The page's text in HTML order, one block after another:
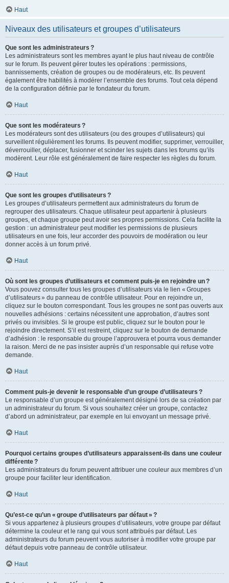
Haut
Niveaux des utilisateurs et groupes d’utilisateurs
Que sont les administrateurs ?
Les administrateurs sont les membres ayant le plus haut niveau de contrôle
sur le forum. Ils peuvent gérer toutes les opérations : permissions,
bannissements, création de groupes ou de modérateurs, etc. Ils peuvent
également être habilités à modérer l’ensemble des forums. Tout cela dépend
de la configuration définie par le fondateur du forum.
Haut
Que sont les modérateurs ?
Les modérateurs sont des utilisateurs (ou des groupes d’utilisateurs) qui
surveillent régulièrement les forums. Ils peuvent modifier, supprimer, verrouiller,
déverrouiller, déplacer, fusionner et scinder les sujets dans les forums qu’ils
modèrent. Leur rôle est généralement de faire respecter les règles du forum.
Haut
Que sont les groupes d’utilisateurs ?
Les groupes d’utilisateurs permettent aux administrateurs du forum de
regrouper des utilisateurs. Chaque utilisateur peut appartenir à plusieurs
groupes, et chaque groupe peut avoir ses propres permissions. Cela facilite la
gestion : un administrateur peut modifier les permissions de plusieurs
utilisateurs en une fois, leur accorder des pouvoirs de modération ou leur
donner accès à un forum privé.
Haut
Où sont les groupes d’utilisateurs et comment puis-je en rejoindre un ?
Vous pouvez consulter tous les groupes d’utilisateurs via le lien « Groupes
d’utilisateurs » du panneau de contrôle utilisateur. Pour en rejoindre un,
cliquez sur le bouton correspondant. Tous les groupes ne sont pas ouverts aux
nouvelles adhésions : certains nécessitent une approbation, d’autres sont
privés ou invisibles. Si le groupe est public, cliquez sur le bouton pour le
rejoindre directement. S’il est restreint, cliquez sur le bouton de demande
d’adhésion : le responsable du groupe l’approuvera et pourra vous demander
la raison. Merci de ne pas insister auprès d’un responsable qui refuse votre
demande.
Haut
Comment puis-je devenir le responsable d’un groupe d’utilisateurs ?
Le responsable d’un groupe est généralement désigné lors de sa création par
un administrateur du forum. Si vous souhaitez créer un groupe, contactez
d’abord un administrateur, par exemple en lui envoyant un message privé.
Haut
Pourquoi certains groupes d’utilisateurs apparaissent-ils dans une couleur
différente ?
Les administrateurs du forum peuvent attribuer une couleur aux membres d’un
groupe pour faciliter leur identification.
Haut
Qu’est-ce qu’un « groupe d’utilisateurs par défaut » ?
Si vous appartenez à plusieurs groupes d’utilisateurs, votre groupe par défaut
détermine la couleur et le rang qui vous sont attribués par défaut. Les
administrateurs du forum peuvent vous autoriser à modifier votre groupe par
défaut depuis votre panneau de contrôle utilisateur.
Haut